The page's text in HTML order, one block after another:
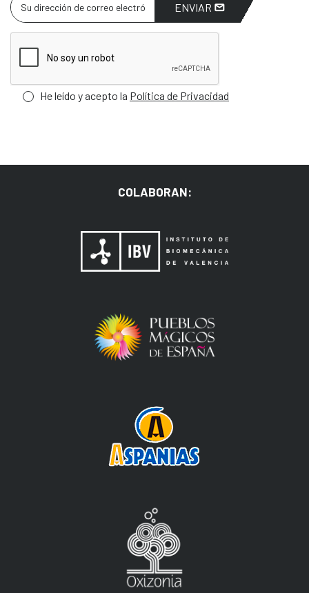
ENVIAR
He leído y acepto la Política de Privacidad
COLABORAN: